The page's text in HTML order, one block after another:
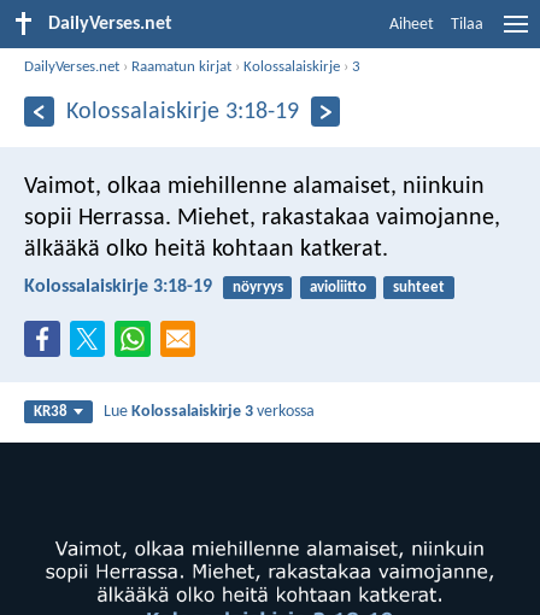
DailyVerses.net Aiheet Tilaa
DailyVerses.net › Raamatun kirjat ›Kolossalaiskirje ›3
Kolossalaiskirje 3:18-19
Vaimot, olkaa miehillenne alamaiset, niinkuin
sopii Herrassa. Miehet, rakastakaa vaimojanne,
älkääkä olko heitä kohtaan katkerat.
Kolossalaiskirje 3:18-19 nöyryys avioliitto suhteet
KR38 LueKolossalaiskirje 3 verkossa